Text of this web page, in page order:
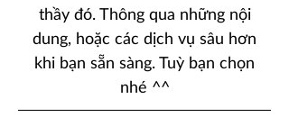
thầy đó. Thông qua những nội
dung, hoặc các dịch vụ sâu hơn
khi bạn sẵn sàng. Tuỳ bạn chọn
nhé ^^